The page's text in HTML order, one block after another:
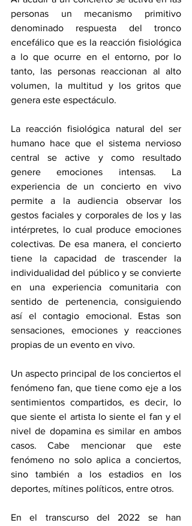
personas un mecanismo primitivo
denominado respuesta del tronco
encefálico que es la reacción fisiológica
a lo que ocurre en el entorno, por lo
tanto, las personas reaccionan al alto
volumen, la multitud y los gritos que
genera este espectáculo.
La reacción fisiológica natural del ser
humano hace que el sistema nervioso
central se active y como resultado
genere emociones intensas. La
experiencia de un concierto en vivo
permite a la audiencia observar los
gestos faciales y corporales de los y las
intérpretes, lo cual produce emociones
colectivas. De esa manera, el concierto
tiene la capacidad de trascender la
individualidad del público y se convierte
en una experiencia comunitaria con
sentido de pertenencia, consiguiendo
así el contagio emocional. Estas son
sensaciones, emociones y reacciones
propias de un evento en vivo.
Un aspecto principal de los conciertos el
fenómeno fan, que tiene como eje a los
sentimientos compartidos, es decir, lo
que siente el artista lo siente el fan y el
nivel de dopamina es similar en ambos
casos. Cabe mencionar que este
fenómeno no solo aplica a conciertos,
sino también a los estadios en los
deportes, mítines políticos, entre otros.
En el transcurso del 2022 se han